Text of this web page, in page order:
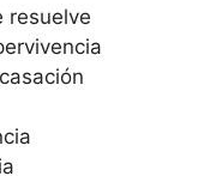
resuelve